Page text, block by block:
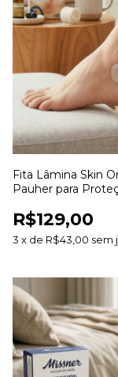
Fita Lâmina Skin
Pauher para
R$129,00
3 x de R$43,00 sem